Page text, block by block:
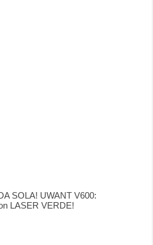
SOLA! UWANT V600:
LASER VERDE!